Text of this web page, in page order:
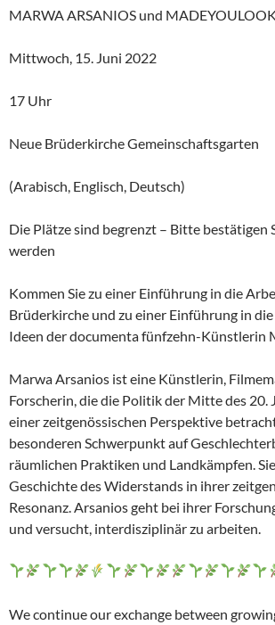
MARWA ARSANIOS und MADEYOULOOK
Mittwoch, 15. Juni 2022
17 Uhr
Neue Brüderkirche Gemeinschaftsgarten
(Arabisch, Englisch, Deutsch)
Die Plätze sind begrenzt – Bitte bestätigen
werden
Kommen Sie zu einer Einführung in die
Brüderkirche und zu einer Einführung in
Ideen der documenta fünfzehn-Künstlerin
Marwa Arsanios ist eine Künstlerin,
Forscherin, die die Politik der Mitte des 20.
einer zeitgenössischen Perspektive
besonderen Schwerpunkt auf
räumlichen Praktiken und Landkämpfen.
Geschichte des Widerstands in ihrer
Resonanz. Arsanios geht bei ihrer
und versucht, interdisziplinär zu arbeiten.
We continue our exchange between